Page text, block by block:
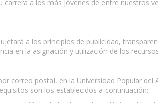
a los más jóvenes de entre nuestros
a los principios de publicidad,
en la asignación y utilización de los
correo postal, en la Universidad Popular
son los establecidos a continuación: